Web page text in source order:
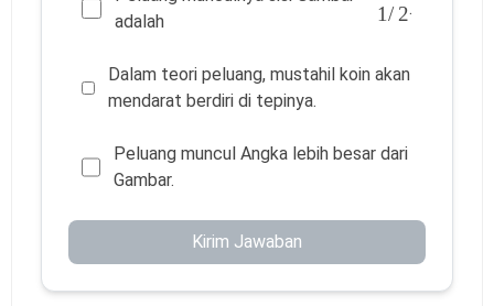
adalah
.
Dalam teori peluang, mustahil koin akan
mendarat berdiri di tepinya.
Peluang muncul Angka lebih besar dari
Gambar.
Kirim Jawaban